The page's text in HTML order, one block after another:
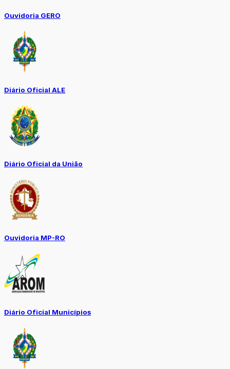
Ouvidoria GERO
Diário Oficial ALE
Diário Oficial da União
Ouvidoria MP-RO
Diário Oficial Municípios